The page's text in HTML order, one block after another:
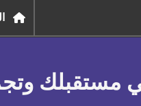
مستقبلك